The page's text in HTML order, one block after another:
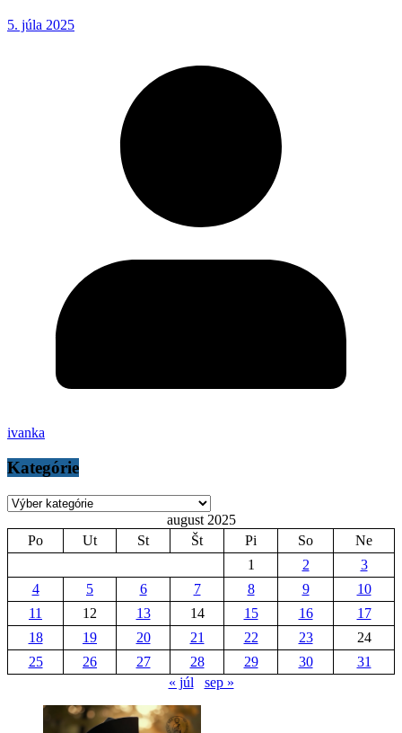
5. júla 2025
ivanka
Kategórie
Kategórie
august 2025
Po
Ut St Št Pi So
Ne
1
2
3
4
5 6 7 8 9
10
11
12 13 14 15 16
17
18
19 20 21 22 23
24
25
26 27 28 29 30
31
« júl
sep »